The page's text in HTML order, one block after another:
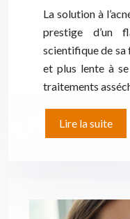
La solution à
prestige d’un
scientifique de sa
et plus lente à
traitements
Lire la suite